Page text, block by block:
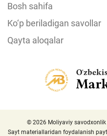
Bosh sahifa
Ko‘p beriladigan savollar
Qayta aloqalar
© 2026 Moliyaviy savodxonlik
Sayt materiallaridan foydalanish